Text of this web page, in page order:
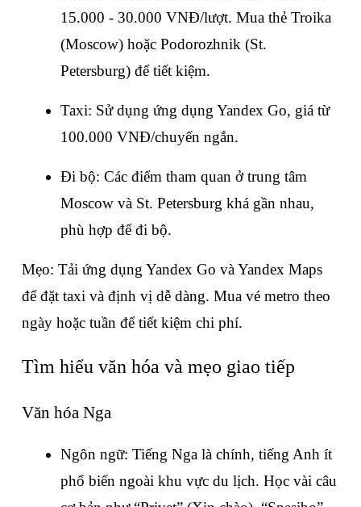
15.000 - 30.000 VNĐ/lượt. Mua thẻ Troika
(Moscow) hoặc Podorozhnik (St.
Petersburg) để tiết kiệm.
Taxi: Sử dụng ứng dụng Yandex Go, giá từ
100.000 VNĐ/chuyến ngắn.
Đi bộ: Các điểm tham quan ở trung tâm
Moscow và St. Petersburg khá gần nhau,
phù hợp để đi bộ.
Mẹo: Tải ứng dụng Yandex Go và Yandex Maps
để đặt taxi và định vị dễ dàng. Mua vé metro theo
ngày hoặc tuần để tiết kiệm chi phí.
Tìm hiểu văn hóa và mẹo giao tiếp
Văn hóa Nga
Ngôn ngữ: Tiếng Nga là chính, tiếng Anh ít
phổ biến ngoài khu vực du lịch. Học vài câu